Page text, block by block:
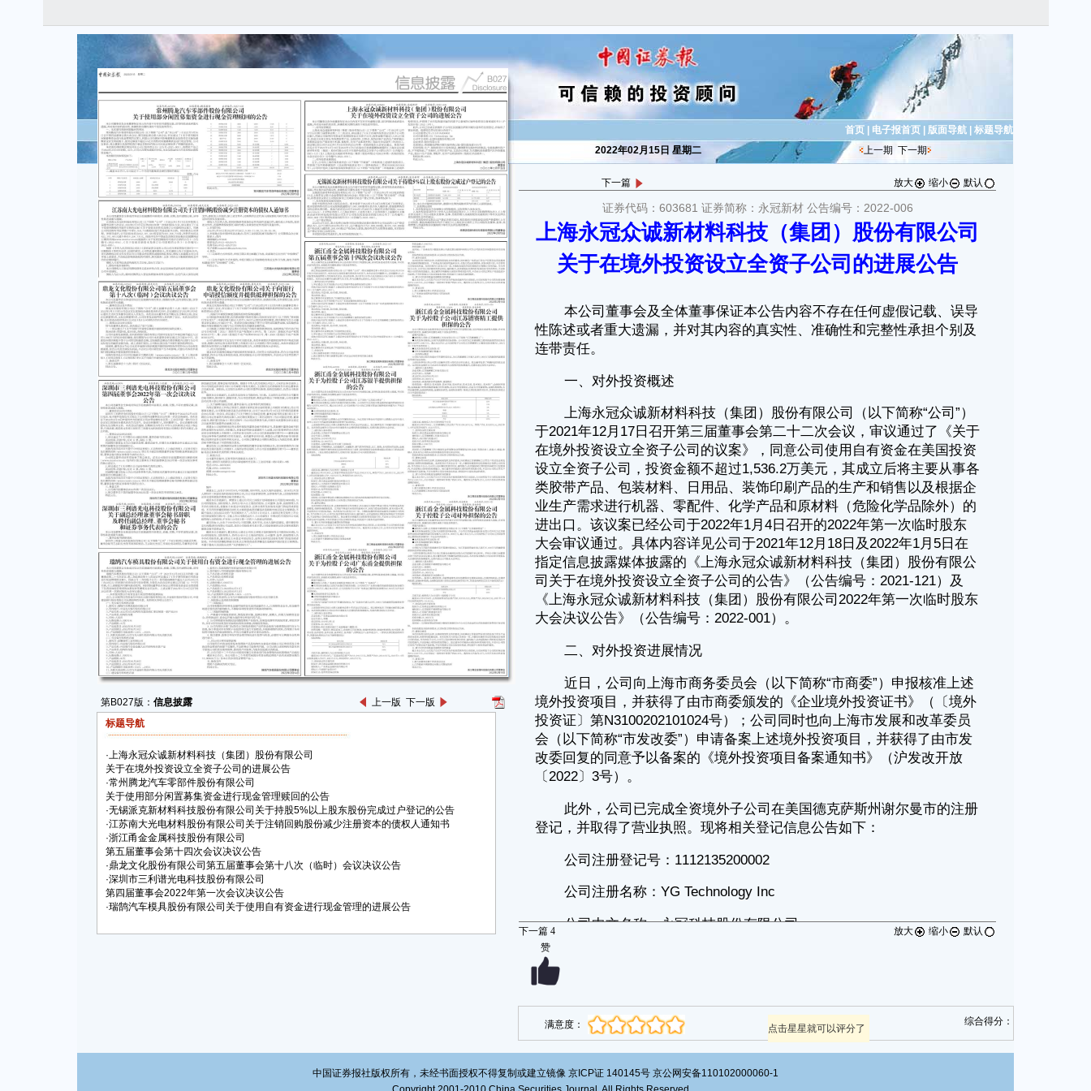
第B027版： 信息披露 上一版 下一版
标题导航
·上海永冠众诚新材料科技（集团）股份有限公司
关于在境外投资设立全资子公司的进展公告
·常州腾龙汽车零部件股份有限公司
关于使用部分闲置募集资金进行现金管理赎回的公告
·无锡派克新材料科技股份有限公司关于持股5%以上股东股份完成过户登记的公告
·江苏南大光电材料股份有限公司关于注销回购股份减少注册资本的债权人通知书
·浙江甬金金属科技股份有限公司
第五届董事会第十四次会议决议公告
·鼎龙文化股份有限公司第五届董事会第十八次（临时）会议决议公告
·深圳市三利谱光电科技股份有限公司
第四届董事会2022年第一次会议决议公告
·瑞鹄汽车模具股份有限公司关于使用自有资金进行现金管理的进展公告
首页 电子报首页 版面导航
标题导航
2022年02月15日 星期二
上一期 下一期
下一篇 放大 缩小 默认
证券代码：603681 证券简称：永冠新材 公告编号：2022-006
上海永冠众诚新材料科技（集团）股份有限公司
关于在境外投资设立全资子公司的进展公告
本公司董事会及全体董事保证本公告内容不存在任何虚假记载、误导
性陈述或者重大遗漏，并对其内容的真实性、准确性和完整性承担个别及
连带责任。
一、对外投资概述
上海永冠众诚新材料科技（集团）股份有限公司（以下简称“公司”）
于2021年12月17日召开第三届董事会第二十二次会议，审议通过了《关于
在境外投资设立全资子公司的议案》，同意公司使用自有资金在美国投资
设立全资子公司，投资金额不超过1,536.2万美元，其成立后将主要从事各
类胶带产品、包装材料、日用品、装饰印刷产品的生产和销售以及根据企
业生产需求进行机器、零配件、化学产品和原材料（危险化学品除外）的
进出口。该议案已经公司于2022年1月4日召开的2022年第一次临时股东
大会审议通过。具体内容详见公司于2021年12月18日及2022年1月5日在
指定信息披露媒体披露的《上海永冠众诚新材料科技（集团）股份有限公
司关于在境外投资设立全资子公司的公告》（公告编号：2021-121）及
《上海永冠众诚新材料科技（集团）股份有限公司2022年第一次临时股东
大会决议公告》（公告编号：2022-001）。
二、对外投资进展情况
近日，公司向上海市商务委员会（以下简称“市商委”）申报核准上述
境外投资项目，并获得了由市商委颁发的《企业境外投资证书》（〔境外
投资证〕第N3100202101024号）；公司同时也向上海市发展和改革委员
会（以下简称“市发改委”）申请备案上述境外投资项目，并获得了由市发
改委回复的同意予以备案的《境外投资项目备案通知书》（沪发改开放
〔2022〕3号）。
此外，公司已完成全资境外子公司在美国德克萨斯州谢尔曼市的注册
登记，并取得了营业执照。现将相关登记信息公告如下：
公司注册登记号：1112135200002
公司注册名称：YG Technology Inc
公司中文名称：永冠科技股份有限公司
企业类型：股份有限公司
注册地址：美国德克萨斯州谢尔曼市南山姆·雷伯恩高速1815号
经营范围：生产、销售和进出口胶粘制品、缠绕膜等包装材料和制
品、包装装潢印刷产品、不干胶标贴、广告耗材、日用百货产品、文具办
公用品、车衣膜和改色膜等汽车外饰膜类产品，进出口生产设备、零配
件、化学产品和原材料（危险化学品除外）。
特此公告。
董事会
下一篇 4 放大 缩小
默认
赞
满意度： 点击星星就可以评分了
综合得分：
中国证券报社版权所有，未经书面授权不得复制或建立镜像 京ICP证 140145号 京公网安备110102000060-1